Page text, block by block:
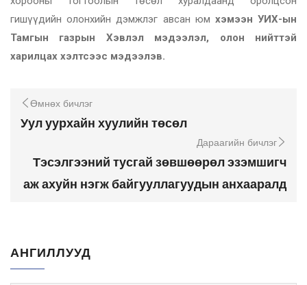
гишүүдийн олонхийн дэмжлэг авсан юм хэмээн УИХ-ын
Тамгын газрын Хэвлэл мэдээлэл, олон нийттэй
харилцах хэлтсээс мэдээлэв.
Өмнөх бичлэг
Уул уурхайн хуулийн төсөл
Дараагийн бичлэг
Тэсэлгээний тусгай зөвшөөрөл эзэмшигч
аж ахуйн нэгж байгууллагуудын анхааралд
АНГИЛЛУУД